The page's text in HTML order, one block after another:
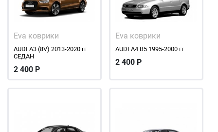
Eva коврики
AUDI A3 (8V) 2013-2020 гг
СЕДАН
2 400 Р
Eva коврики
AUDI A4 В5 1995-2000 гг
2 400 Р